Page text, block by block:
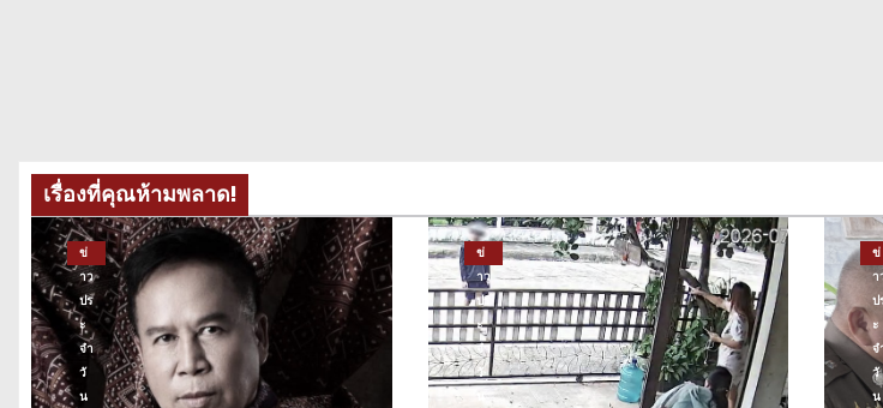
เรื่องที่คุณห้ามพลาด!
ข่
าว
ปร
ะ
จำ
วั
น
ข่
าว
ปร
ะ
จำ
วั
ข่
า
ป
ะ
จ
วั
น